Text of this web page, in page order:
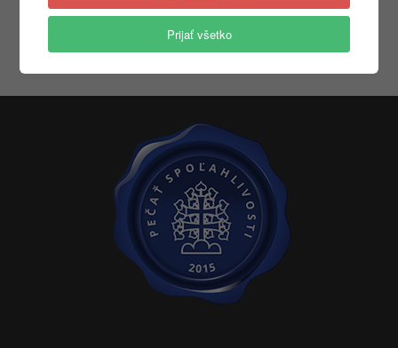
Prijať všetko